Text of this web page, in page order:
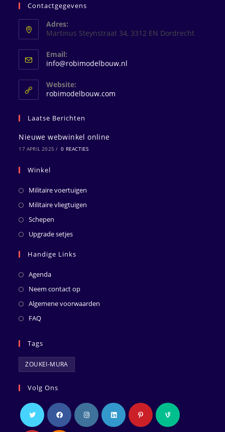
Contactgegevens
Adres:
Martinus Steynstraat 34, 3312 EN Dordrecht
Email:
info@robimodelbouw.nl
Website:
robimodelbouw.com
Laatse Berichten
Nieuwe webwinkel online
17 APRIL 2025 / 0 REACTIES
Winkel
Militaire voertuigen
Militaire vliegtuigen
Schepen
Upgrade setjes
Handige Links
Agenda
Neem contact op
Algemene voorwaarden
FAQ
Tags
ZOUKEI-MURA
Volg Ons